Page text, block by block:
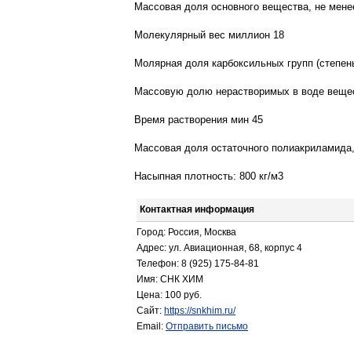
Массовая доля основного вещества, не
Молекулярный вес миллион 18
Молярная доля карбоксильных групп
Массовую долю нерастворимых в воде
Время растворения мин 45
Массовая доля остаточного
Насыпная плотность: 800 кг/м3
Контактная информация
Город: Россия, Москва
Адрес: ул. Авиационная, 68, корпус 4
Телефон: 8 (925) 175-84-81
Имя: СНК ХИМ
Цена: 100 руб.
Сайт: https://snkhim.ru/
Email: Отправить письмо